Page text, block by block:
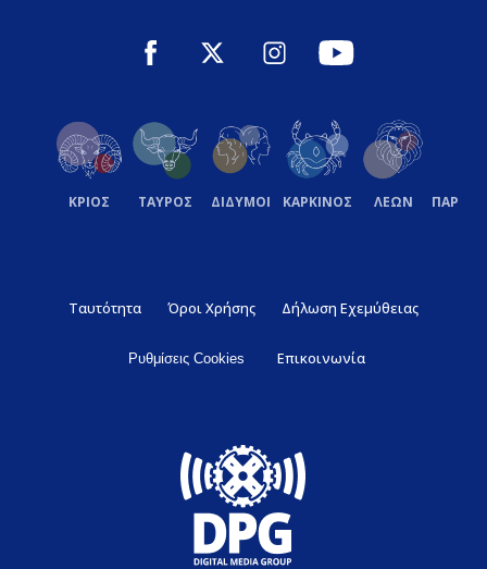
ΚΡΙΟΣ ΤΑΥΡΟΣ ΔΙΔΥΜΟΙ ΚΑΡΚΙΝΟΣ ΛΕΩΝ
Ταυτότητα Όροι Χρήσης Δήλωση Εχεμύθειας
Ρυθμίσεις Cookies Επικοινωνία